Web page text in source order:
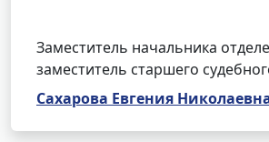
Заместитель начальника
заместитель старшего
Сахарова Евгения